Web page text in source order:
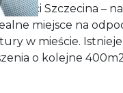
części Szczecina –
miejsce na
w mieście.
o kolejne